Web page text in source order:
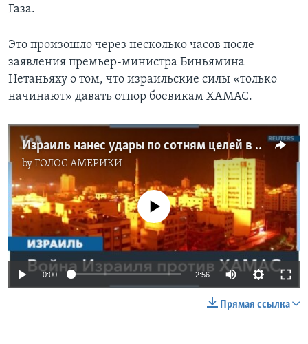
Газа.
Это произошло через несколько часов после
заявления премьер-министра Биньямина
Нетаньяху о том, что израильские силы «только
начинают» давать отпор боевикам ХАМАС.
Израиль нанес удары по сотням целей в секторе Газа
byГОЛОС АМЕРИКИ
No media source currently available
0:00 2:56
Прямая ссылка